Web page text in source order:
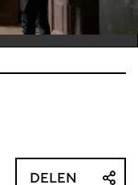
program features
a special
DELEN